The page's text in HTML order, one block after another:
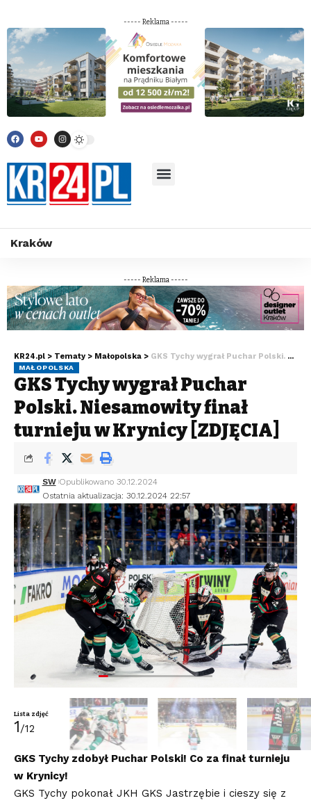
----- Reklama -----
Kraków
----- Reklama -----
KR24.pl > Tematy > Małopolska > GKS Tychy wygrał Puchar Polski. Niesamowity finał turnieju w Krynicy [ZDJĘCIA]
MAŁOPOLSKA
GKS Tychy wygrał Puchar
Polski. Niesamowity finał
turnieju w Krynicy [ZDJĘCIA]
Ostatnia aktualizacja: 30.12.2024 22:57
SW Opublikowano 30.12.2024
Lista zdjęć
1/12
GKS Tychy zdobył Puchar Polski! Co za finał turnieju
w Krynicy!
GKS Tychy pokonał JKH GKS Jastrzębie i cieszy się z